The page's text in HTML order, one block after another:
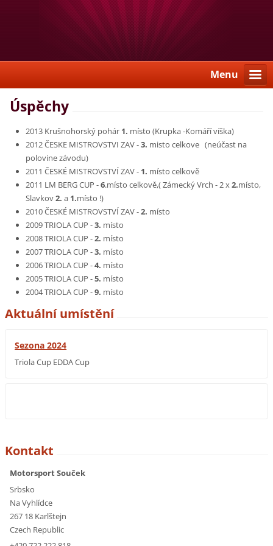
Menu
Úspěchy
2013 Krušnohorský pohár 1. místo (Krupka -Komáří víška)
2012 ČESKE MISTROVSTVI ZAV -3. misto celkove (neúčast na
polovine závodu)
2011 ČESKÉ MISTROVSTVÍ ZAV - 1. místo celkově
2011 LM BERG CUP -6.místo celkově,( Zámecký Vrch - 2 x2.místo,
Slavkov2. a 1.místo !)
2010 ČESKÉ MISTROVSTVÍ ZAV -2. místo
2009 TRIOLA CUP -3. místo
2008 TRIOLA CUP -2. místo
2007 TRIOLA CUP -3. místo
2006 TRIOLA CUP -4. místo
2005 TRIOLA CUP -5. místo
2004 TRIOLA CUP -9. místo
Aktuální umístění
Sezona 2024
Triola Cup EDDA Cup
Kontakt
Motorsport Souček
Srbsko
Na Vyhlídce
267 18 Karlštejn
Czech Republic